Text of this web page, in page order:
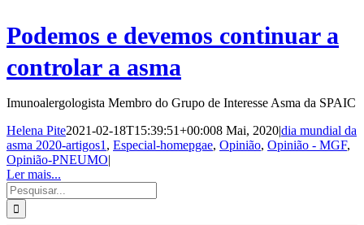
Podemos e devemos continuar a
controlar a asma
Imunoalergologista Membro do Grupo de Interesse Asma da SPAIC
Helena Pite2021-02-18T15:39:51+00:008 Mai, 2020|dia mundial da
asma 2020-artigos1 , Especial-homepgae, Opinião, Opinião - MGF,
Opinião-PNEUMO|
Ler mais...
Pesquisar